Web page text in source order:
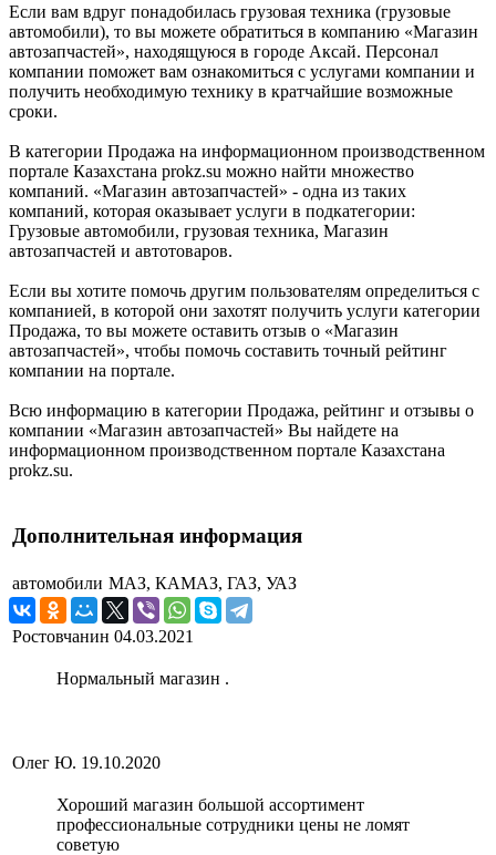
Если вам вдруг понадобилась грузовая техника (грузовые
автомобили), то вы можете обратиться в компанию «Магазин
автозапчастей», находящуюся в городе Аксай. Персонал
компании поможет вам ознакомиться с услугами компании и
получить необходимую технику в кратчайшие возможные
сроки.
В категории Продажа на информационном производственном
портале Казахстана prokz.su можно найти множество
компаний. «Магазин автозапчастей» - одна из таких
компаний, которая оказывает услуги в подкатегории:
Грузовые автомобили, грузовая техника, Магазин
автозапчастей и автотоваров.
Если вы хотите помочь другим пользователям определиться с
компанией, в которой они захотят получить услуги категории
Продажа, то вы можете оставить отзыв о «Магазин
автозапчастей», чтобы помочь составить точный рейтинг
компании на портале.
Всю информацию в категории Продажа, рейтинг и отзывы о
компании «Магазин автозапчастей» Вы найдете на
информационном производственном портале Казахстана
prokz.su.
Дополнительная информация
автомобили МАЗ, КАМАЗ, ГАЗ, УАЗ
Ростовчанин 04.03.2021
Нормальный магазин .
Олег Ю. 19.10.2020
Хороший магазин большой ассортимент
профессиональные сотрудники цены не ломят
советую